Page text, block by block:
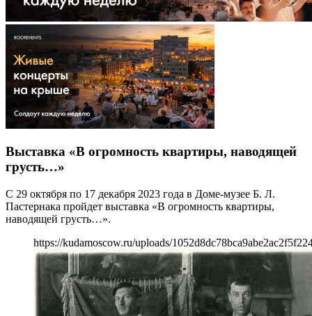
Выставка «В огромность квартиры, наводящей
грусть…»
С 29 октября по 17 декабря 2023 года в Доме-музее Б. Л.
Пастернака пройдет выставка «В огромность квартиры,
наводящей грусть…».
https://kudamoscow.ru/uploads/